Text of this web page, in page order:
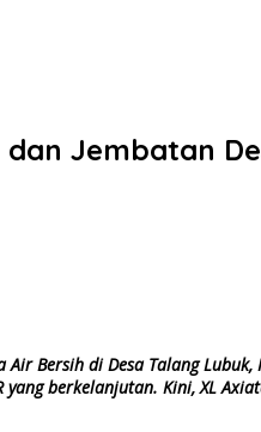
Jembatan
Bersih di Desa Talang Lubuk,
berkelanjutan. Kini, XL